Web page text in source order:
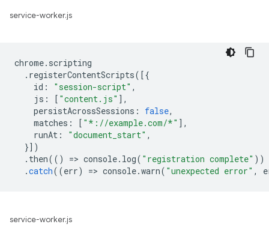
service-worker.js
chrome. scripting
. registerContentScripts([{
id : "session-script" ,
js : [ "content.js" ],
persistAcrossSessions : false,
matches : [ "*://example.com/*" ],
runAt : "document_start" ,
}])
. then(() => console. log( "registration complete" ))
.catch((err) => console.warn( "unexpected error" ,
service-worker.js